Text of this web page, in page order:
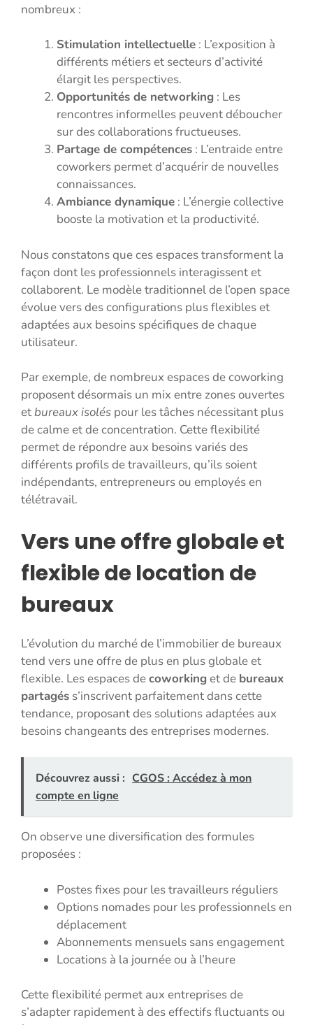
nombreux :
Stimulation intellectuelle : L’exposition à
différents métiers et secteurs d’activité
élargit les perspectives.
Opportunités de networking : Les
rencontres informelles peuvent déboucher
sur des collaborations fructueuses.
Partage de compétences : L’entraide entre
coworkers permet d’acquérir de nouvelles
connaissances.
Ambiance dynamique : L’énergie collective
booste la motivation et la productivité.
Nous constatons que ces espaces transforment la
façon dont les professionnels interagissent et
collaborent. Le modèle traditionnel de l’open space
évolue vers des configurations plus flexibles et
adaptées aux besoins spécifiques de chaque
utilisateur.
Par exemple, de nombreux espaces de coworking
proposent désormais un mix entre zones ouvertes
etbureaux isolés pour les tâches nécessitant plus
de calme et de concentration. Cette flexibilité
permet de répondre aux besoins variés des
différents profils de travailleurs, qu’ils soient
indépendants, entrepreneurs ou employés en
télétravail.
Vers une offre globale et
flexible de location de
bureaux
L’évolution du marché de l’immobilier de bureaux
tend vers une offre de plus en plus globale et
flexible. Les espaces decoworkinget de bureaux
partagés s’inscrivent parfaitement dans cette
tendance, proposant des solutions adaptées aux
besoins changeants des entreprises modernes.
Découvrez aussi : CGOS : Accédez à mon
compte en ligne
On observe une diversification des formules
proposées :
Postes fixes pour les travailleurs réguliers
Options nomades pour les professionnels en
déplacement
Abonnements mensuels sans engagement
Locations à la journée ou à l’heure
Cette flexibilité permet aux entreprises de
s’adapter rapidement à des effectifs fluctuants ou